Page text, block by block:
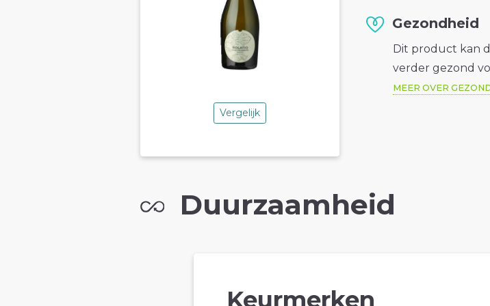
Vergelijk
Gezondheid
Dit product kan
verder gezond
MEER OVER
Duurzaamheid
Keurmerken